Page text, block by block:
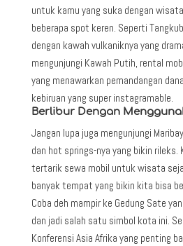
untuk kamu yang suka dengan
beberapa spot keren. Seperti
dengan kawah vulkaniknya yang
mengunjungi Kawah Putih, rental
yang menawarkan pemandangan
kebiruan yang super instagramable.
Berlibur Dengan
Jangan lupa juga mengunjungi
dan hot springs-nya yang bikin rileks.
tertarik sewa mobil untuk wisata
banyak tempat yang bikin kita bisa
Coba deh mampir ke Gedung Sate
dan jadi salah satu simbol kota ini.
Konferensi Asia Afrika yang penting